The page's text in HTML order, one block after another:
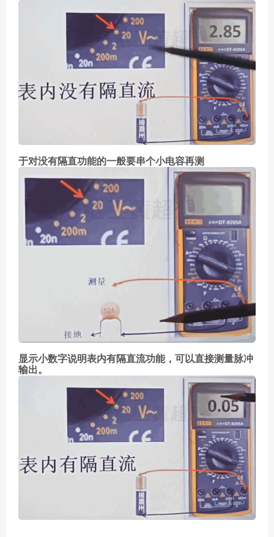
于对没有隔直功能的一般要串个小电容再测
显示小数字说明表内有隔直流功能，可以直接测量脉冲
输出。